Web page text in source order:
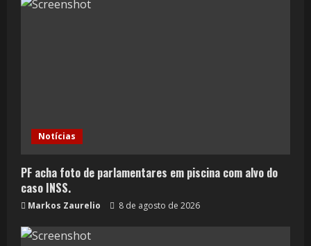
Notícias
PF acha foto de parlamentares em piscina com alvo do
caso INSS.
Markos Zaurelio 8 de agosto de 2026